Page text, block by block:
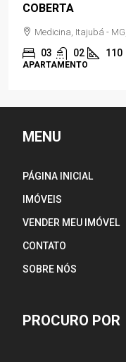
COBERTA
Medicina, Itajubá -
03 02 110
APARTAMENTO
MENU
PÁGINA INICIAL
IMÓVEIS
VENDER MEU IMÓVEL
CONTATO
SOBRE NÓS
PROCURO POR